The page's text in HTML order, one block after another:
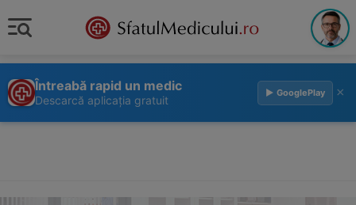
Întreabă rapid un medic
Descarcă aplicația gratuit
▶ GooglePlay ×